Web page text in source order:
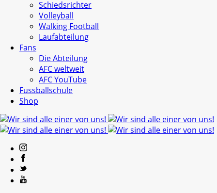
Schiedsrichter
Volleyball
Walking Football
Laufabteilung
Fans
Die Abteilung
AFC weltweit
AFC YouTube
Fussballschule
Shop